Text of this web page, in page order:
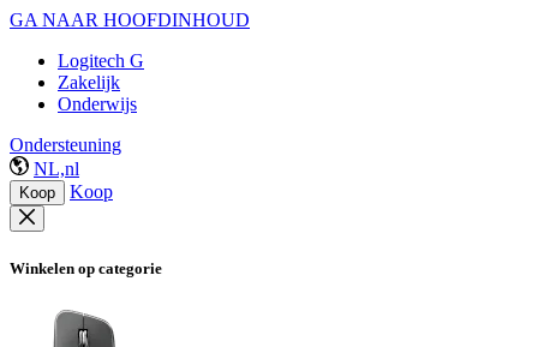
GA NAAR HOOFDINHOUD
Logitech G
Zakelijk
Onderwijs
Ondersteuning
NL,nl
Koop Koop
Winkelen op categorie